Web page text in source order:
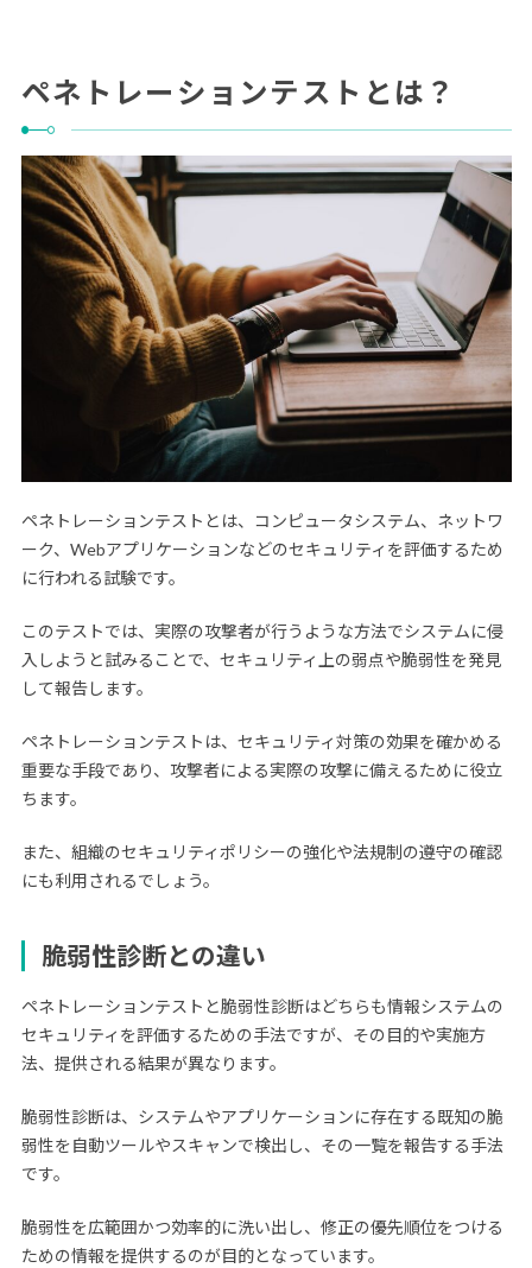
ペネトレーションテストとは？
ペネトレーションテストとは、コンピュータシステム、ネットワ
ーク、Webアプリケーションなどのセキュリティを評価するため
に行われる試験です。
このテストでは、実際の攻撃者が行うような方法でシステムに侵
入しようと試みることで、セキュリティ上の弱点や脆弱性を発見
して報告します。
ペネトレーションテストは、セキュリティ対策の効果を確かめる
重要な手段であり、攻撃者による実際の攻撃に備えるために役立
ちます。
また、組織のセキュリティポリシーの強化や法規制の遵守の確認
にも利用されるでしょう。
脆弱性診断との違い
ペネトレーションテストと脆弱性診断はどちらも情報システムの
セキュリティを評価するための手法ですが、その目的や実施方
法、提供される結果が異なります。
脆弱性診断は、システムやアプリケーションに存在する既知の脆
弱性を自動ツールやスキャンで検出し、その一覧を報告する手法
です。
脆弱性を広範囲かつ効率的に洗い出し、修正の優先順位をつける
ための情報を提供するのが目的となっています。